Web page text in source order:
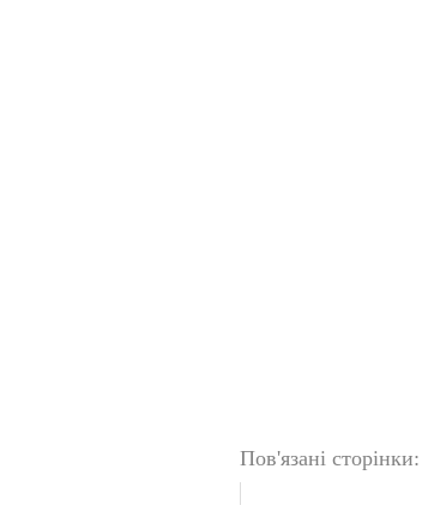
Пов'язані сторінки: